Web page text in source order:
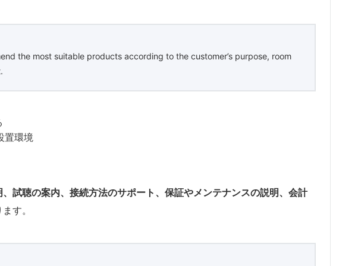
the most suitable products according to the customer’s purpose, room
置環境
、試聴の案内、接続方法のサポート、保証やメンテナンスの説明、会計
す。